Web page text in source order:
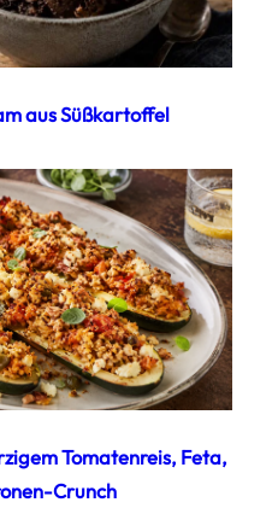
aus Süßkartoffel
Tomatenreis, Feta,
Crunch